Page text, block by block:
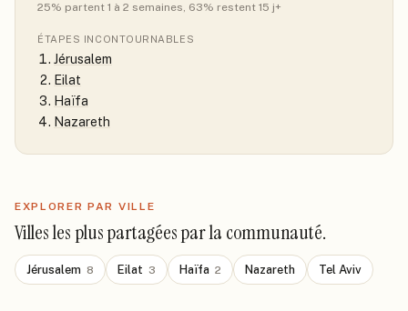
25% partent 1 à 2 semaines, 63% restent 15 j+
ÉTAPES INCONTOURNABLES
Jérusalem
Eilat
Haïfa
Nazareth
EXPLORER PAR VILLE
Villes les plus partagées par la communauté.
Jérusalem 8 Eilat 3 Haïfa 2 Nazareth Tel Aviv